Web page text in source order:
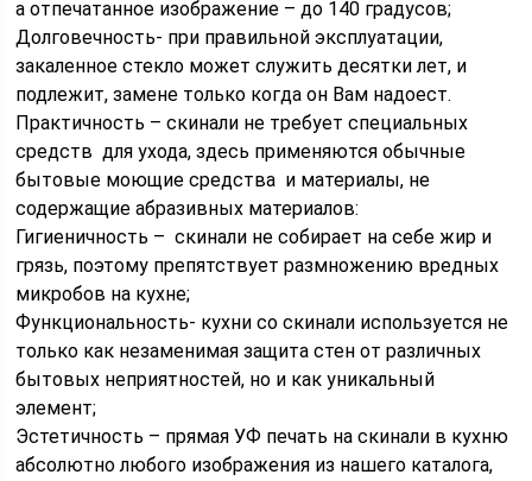
а отпечатанное изображение – до 140 градусов;
Долговечность- при правильной эксплуатации,
закаленное стекло может служить десятки лет, и
подлежит, замене только когда он Вам надоест.
Практичность – скинали не требует специальных
средств для ухода, здесь применяются обычные
бытовые моющие средства и материалы, не
содержащие абразивных материалов:
Гигиеничность – скинали не собирает на себе жир и
грязь, поэтому препятствует размножению вредных
микробов на кухне;
Функциональность- кухни со скинали используется не
только как незаменимая защита стен от различных
бытовых неприятностей, но и как уникальный
элемент;
Эстетичность – прямая УФ печать на скинали в кухню
абсолютно любого изображения из нашего каталога,